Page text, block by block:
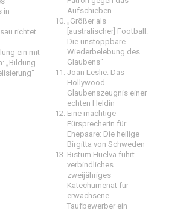
in
richtet
ein mit
„Bildung
Aufschieben
„Größer als
[australischer] Football:
Die unstoppbare
Wiederbelebung des
Glaubens“
Joan Leslie: Das
Hollywood-
Glaubenszeugnis einer
echten Heldin
Eine mächtige
Fürsprecherin für
Ehepaare: Die heilige
Birgitta von Schweden
Bistum Huelva führt
verbindliches
zweijähriges
Katechumenat für
erwachsene
Taufbewerber ein